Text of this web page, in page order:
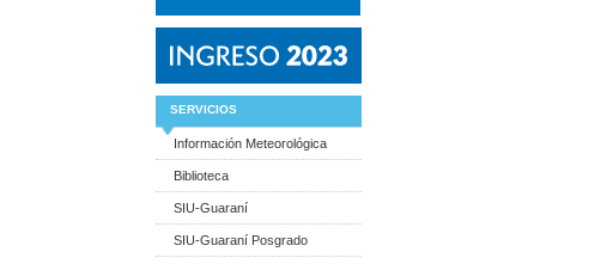
SERVICIOS
Información Meteorológica
Biblioteca
SIU-Guaraní
SIU-Guaraní Posgrado